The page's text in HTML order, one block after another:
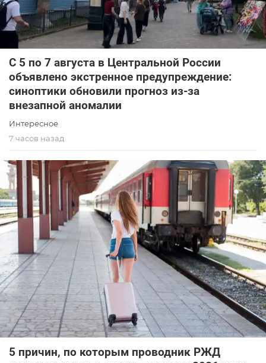
С 5 по 7 августа в Центральной России
объявлено экстренное предупреждение:
синоптики обновили прогноз из-за
внезапной аномалии
Интересное
7 часов назад
5 причин, по которым проводник РЖД